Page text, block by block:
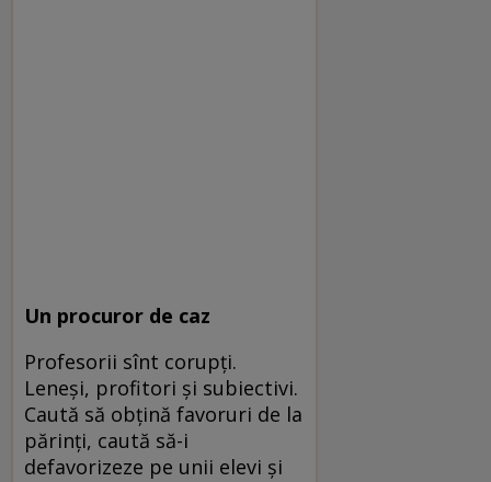
Un procuror de caz
Profesorii sînt corupţi.
Leneşi, profitori şi subiectivi.
Caută să obţină favoruri de la
părinţi, caută să-i
defavorizeze pe unii elevi şi